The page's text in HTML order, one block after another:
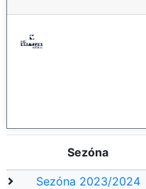
Sezóna
Sezóna 2023/2024